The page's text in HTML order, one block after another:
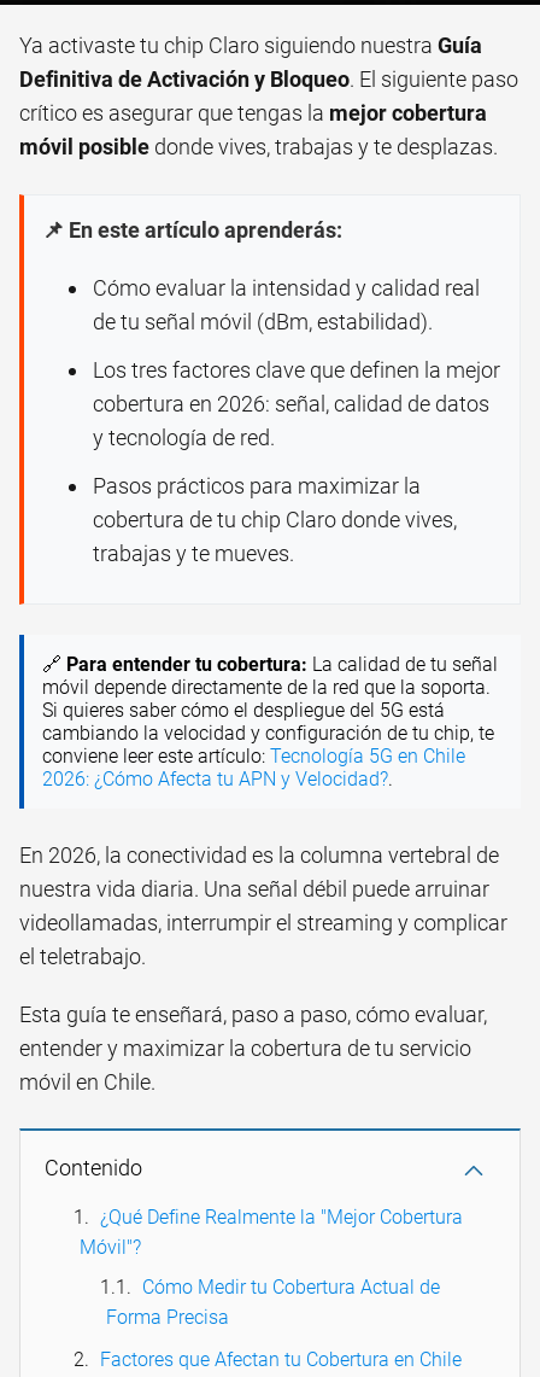
Ya activaste tu chip Claro siguiendo nuestra Guía
Definitiva de Activación y Bloqueo. El siguiente paso
crítico es asegurar que tengas la mejor cobertura
móvil posible donde vives, trabajas y te desplazas.
📌 En este artículo aprenderás:
Cómo evaluar la intensidad y calidad real
de tu señal móvil (dBm, estabilidad).
Los tres factores clave que definen la mejor
cobertura en 2026: señal, calidad de datos
y tecnología de red.
Pasos prácticos para maximizar la
cobertura de tu chip Claro donde vives,
trabajas y te mueves.
🔗 Para entender tu cobertura: La calidad de tu señal
móvil depende directamente de la red que la soporta.
Si quieres saber cómo el despliegue del 5G está
cambiando la velocidad y configuración de tu chip, te
conviene leer este artículo: Tecnología 5G en Chile
2026: ¿Cómo Afecta tu APN y Velocidad?.
En 2026, la conectividad es la columna vertebral de
nuestra vida diaria. Una señal débil puede arruinar
videollamadas, interrumpir el streaming y complicar
el teletrabajo.
Esta guía te enseñará, paso a paso, cómo evaluar,
entender y maximizar la cobertura de tu servicio
móvil en Chile.
Contenido
¿Qué Define Realmente la "Mejor Cobertura
Móvil"?
Cómo Medir tu Cobertura Actual de
Forma Precisa
Factores que Afectan tu Cobertura en Chile